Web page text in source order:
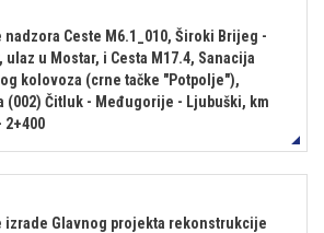
nadzora Ceste M6.1_010, Široki Brijeg -
ulaz u Mostar, i Cesta M17.4, Sanacija
kolovoza (crne tačke "Potpolje"),
(002) Čitluk - Međugorije - Ljubuški, km
2+400
izrade Glavnog projekta rekonstrukcije